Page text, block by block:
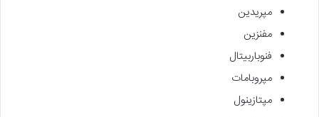
مپریدین
مفنزین
فنوباربیتال
مپروبامات
مپتازینول